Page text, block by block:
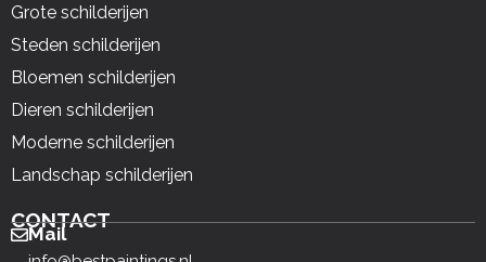
Grote schilderijen
Steden schilderijen
Bloemen schilderijen
Dieren schilderijen
Moderne schilderijen
Landschap schilderijen
CONTACT
Mail